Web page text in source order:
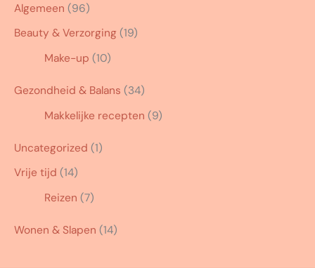
Algemeen (96)
Beauty & Verzorging (19)
Make-up (10)
Gezondheid & Balans (34)
Makkelijke recepten (9)
Uncategorized (1)
Vrije tijd (14)
Reizen (7)
Wonen & Slapen (14)